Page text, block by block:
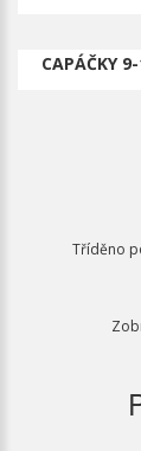
CAPÁČKY
Tříděno